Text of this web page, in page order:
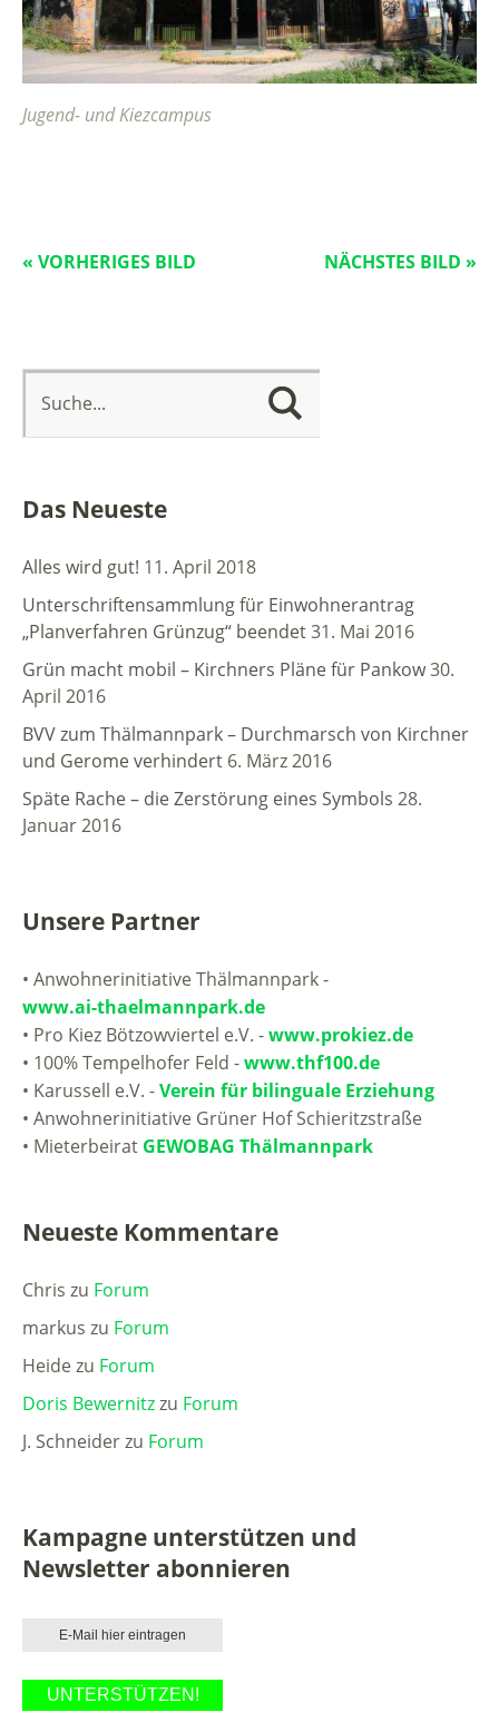
Jugend- und Kiezcampus
« VORHERIGES BILD NÄCHSTES BILD »
Das Neueste
Alles wird gut! 11. April 2018
Unterschriftensammlung für Einwohnerantrag
„Planverfahren Grünzug“ beendet31. Mai 2016
Grün macht mobil – Kirchners Pläne für Pankow30.
April 2016
BVV zum Thälmannpark – Durchmarsch von Kirchner
und Gerome verhindert 6. März 2016
Späte Rache – die Zerstörung eines Symbols 28.
Januar 2016
Unsere Partner
• Anwohnerinitiative Thälmannpark -
www.ai-thaelmannpark.de
• Pro Kiez Bötzowviertel e.V. -www.prokiez.de
• 100% Tempelhofer Feld -www.thf100.de
• Karussell e.V. -Verein für bilinguale Erziehung
• Anwohnerinitiative Grüner Hof Schieritzstraße
• Mieterbeirat GEWOBAG Thälmannpark
Neueste Kommentare
Chris zu Forum
markus zu Forum
Heidezu Forum
Doris Bewernitzzu Forum
J. Schneiderzu Forum
Kampagne unterstützen und
Newsletter abonnieren